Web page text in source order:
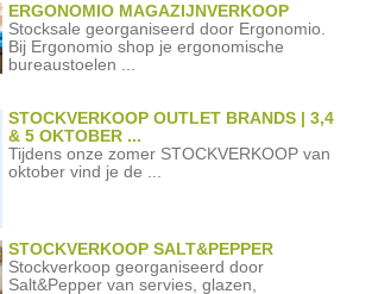
ERGONOMIO MAGAZIJNVERKOOP
Stocksale georganiseerd door Ergonomio.
Bij Ergonomio shop je ergonomische
bureaustoelen ...
STOCKVERKOOP OUTLET BRANDS | 3,4
& 5 OKTOBER ...
Tijdens onze zomer STOCKVERKOOP van
oktober vind je de ...
STOCKVERKOOP SALT&PEPPER
Stockverkoop georganiseerd door
Salt&Pepper van servies, glazen,